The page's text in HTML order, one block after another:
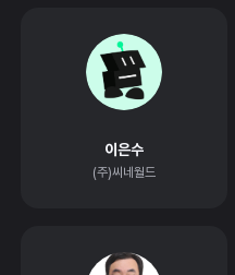
이은수
(주)씨네월드